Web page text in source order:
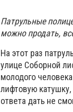
Патрульные
можно продать,
На этот раз
улице Соборной
молодого
лифтовую катушку,
ответа дать не